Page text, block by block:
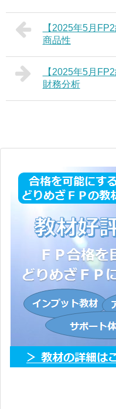
【2025年5月
商品性
【2025年5月
財務分析